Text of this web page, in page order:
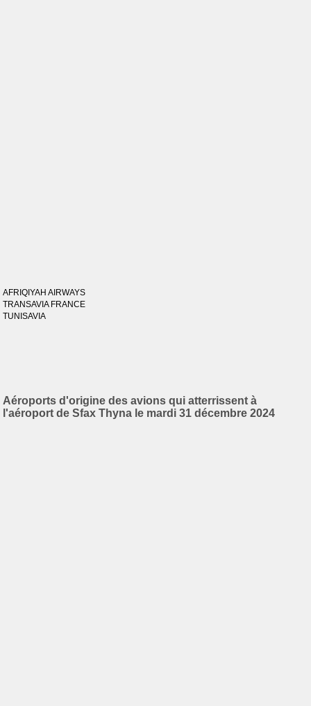
AFRIQIYAH AIRWAYS
TRANSAVIA FRANCE
TUNISAVIA
Aéroports d'origine des avions qui atterrissent à
l'aéroport de Sfax Thyna le mardi 31 décembre 2024